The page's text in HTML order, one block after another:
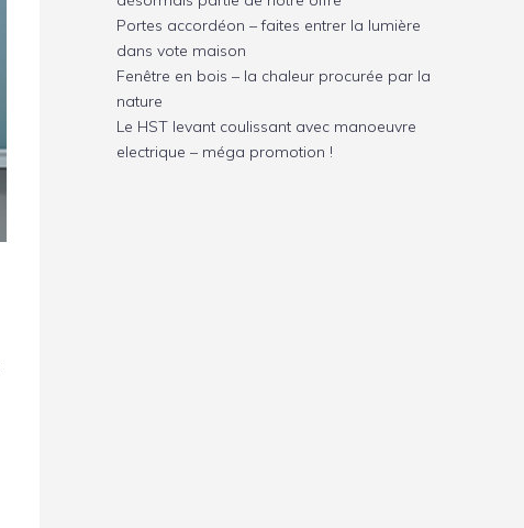
Portes accordéon – faites entrer la lumière
dans vote maison
Fenêtre en bois – la chaleur procurée par la
nature
Le HST levant coulissant avec manoeuvre
electrique – méga promotion !